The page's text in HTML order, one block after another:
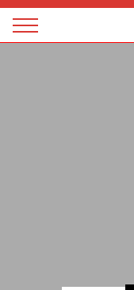
Magazine
Panneau de gestion